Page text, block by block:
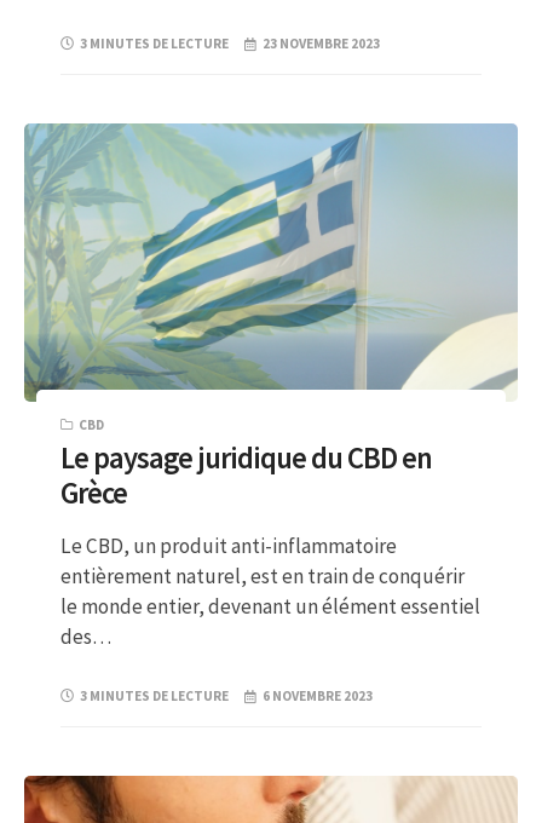
3 MINUTES DE LECTURE 23 NOVEMBRE 2023
CBD
Le paysage juridique du CBD en
Grèce
Le CBD, un produit anti-inflammatoire
entièrement naturel, est en train de conquérir
le monde entier, devenant un élément essentiel
des…
3 MINUTES DE LECTURE 6 NOVEMBRE 2023